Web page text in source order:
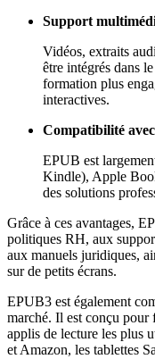
Support
Vidéos, extraits
être intégrés dans
formation plus
interactives.
Compatibilité
EPUB est
Kindle), Apple
des solutions
Grâce à ces avantages,
politiques RH, aux
aux manuels juridiques,
sur de petits écrans.
EPUB3 est également
marché. Il est conçu pour
applis de lecture les plus
et Amazon, les tablettes